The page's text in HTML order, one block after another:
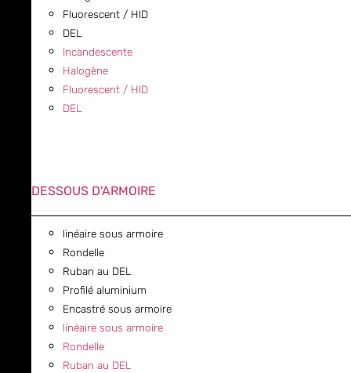
Fluorescent / HID
DEL
Incandescente
Halogène
Fluorescent / HID
DEL
DESSOUS D'ARMOIRE
linéaire sous armoire
Rondelle
Ruban au DEL
Profilé aluminium
Encastré sous armoire
linéaire sous armoire
Rondelle
Ruban au DEL